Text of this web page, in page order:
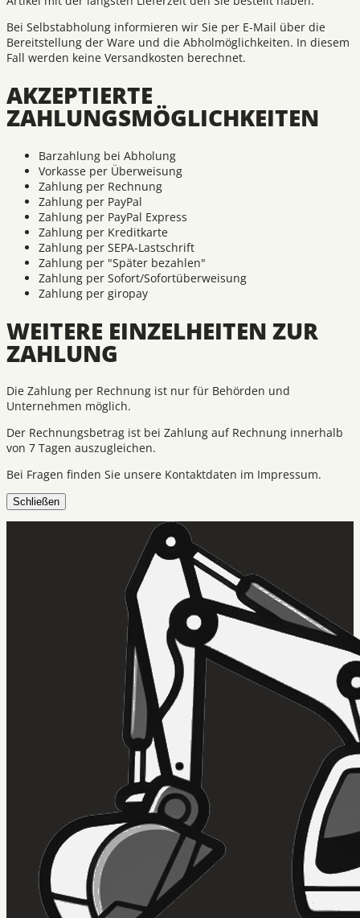
Bei Selbstabholung informieren wir Sie per E-Mail über die
Bereitstellung der Ware und die Abholmöglichkeiten. In diesem
Fall werden keine Versandkosten berechnet.
AKZEPTIERTE
ZAHLUNGSMÖGLICHKEITEN
Barzahlung bei Abholung
Vorkasse per Überweisung
Zahlung per Rechnung
Zahlung per PayPal
Zahlung per PayPal Express
Zahlung per Kreditkarte
Zahlung per SEPA-Lastschrift
Zahlung per "Später bezahlen"
Zahlung per Sofort/Sofortüberweisung
Zahlung per giropay
WEITERE EINZELHEITEN ZUR
ZAHLUNG
Die Zahlung per Rechnung ist nur für Behörden und
Unternehmen möglich.
Der Rechnungsbetrag ist bei Zahlung auf Rechnung innerhalb
von 7 Tagen auszugleichen.
Bei Fragen finden Sie unsere Kontaktdaten im Impressum.
Schließen